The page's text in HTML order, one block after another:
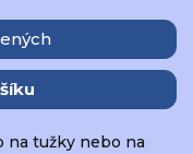
na tužky nebo na